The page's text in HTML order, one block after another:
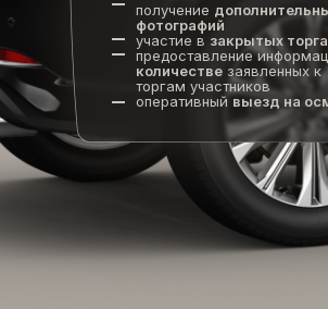
получение
фотографий
участие в закрытых
предоставление
количестве заявленных к
торгам участников
оперативный выезд на